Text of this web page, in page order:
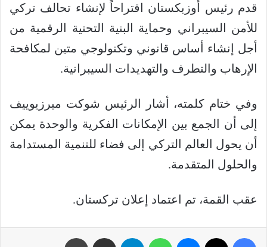
قدم رئيس أوزبكستان اقتراحاً لإنشاء تحالف تركي
للأمن السيبراني وحماية البنية التحتية الرقمية من
أجل إنشاء أساس قانوني وتكنولوجي متين لمكافحة
الإرهاب والتطرف والتهديدات السيبرانية.
وفي ختام كلمته، أشار الرئيس شوكت ميرزيوييف
إلى أن الجمع بين الإمكانات الفكرية والوحدة يمكن
أن يحول العالم التركي إلى فضاء للتنمية المستدامة
والحلول المتقدمة.
عقب القمة، تم اعتماد إعلان تركستان.